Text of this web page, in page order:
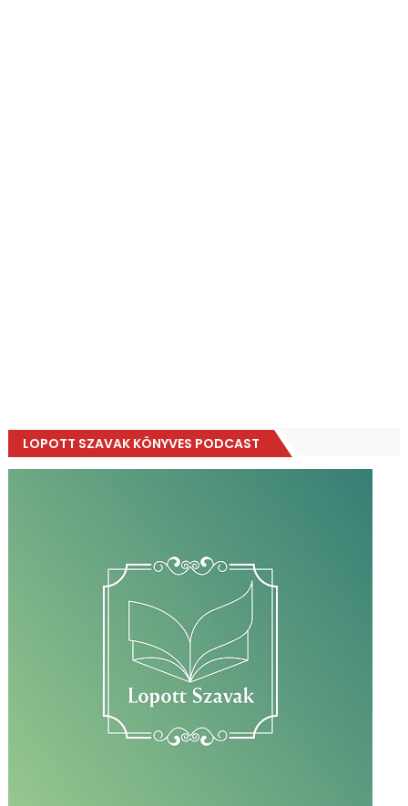
LOPOTT SZAVAK KÖNYVES PODCAST